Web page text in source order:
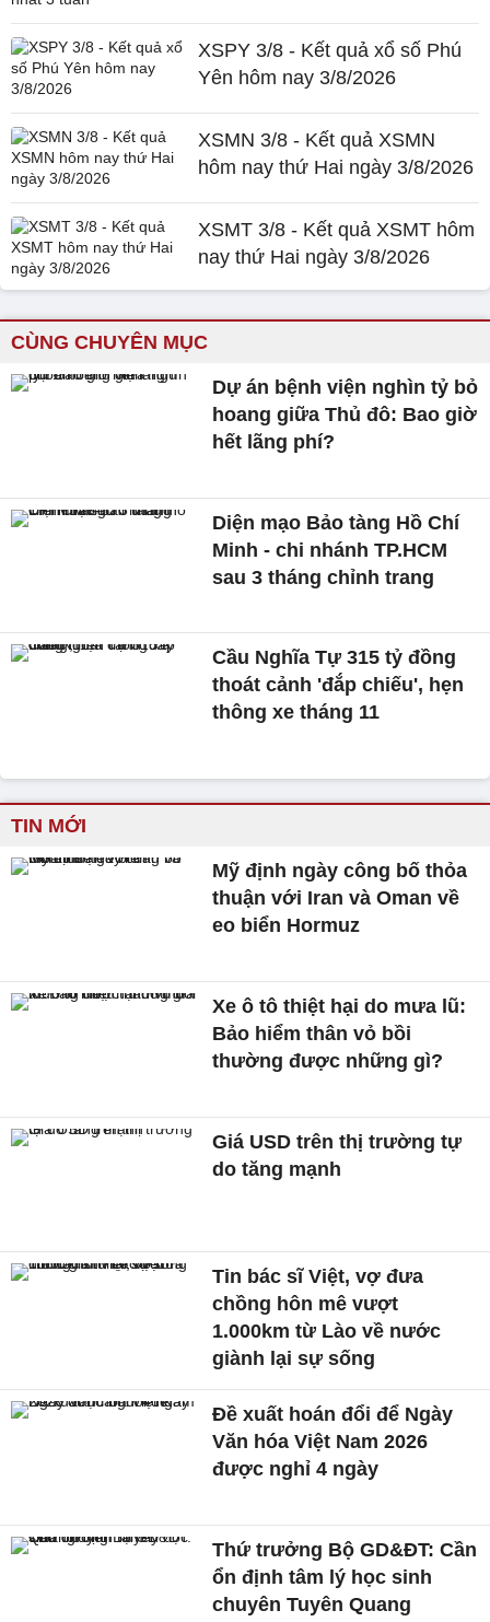
XSPY 3/8 - Kết quả xổ số Phú
Yên hôm nay 3/8/2026
XSMN 3/8 - Kết quả XSMN
hôm nay thứ Hai ngày 3/8/2026
XSMT 3/8 - Kết quả XSMT hôm
nay thứ Hai ngày 3/8/2026
CÙNG CHUYÊN MỤC
Dự án bệnh viện nghìn tỷ bỏ
hoang giữa Thủ đô: Bao giờ
hết lãng phí?
Diện mạo Bảo tàng Hồ Chí
Minh - chi nhánh TP.HCM
sau 3 tháng chỉnh trang
Cầu Nghĩa Tự 315 tỷ đồng
thoát cảnh 'đắp chiếu', hẹn
thông xe tháng 11
TIN MỚI
Mỹ định ngày công bố thỏa
thuận với Iran và Oman về
eo biển Hormuz
Xe ô tô thiệt hại do mưa lũ:
Bảo hiểm thân vỏ bồi
thường được những gì?
Giá USD trên thị trường tự
do tăng mạnh
Tin bác sĩ Việt, vợ đưa
chồng hôn mê vượt
1.000km từ Lào về nước
giành lại sự sống
Đề xuất hoán đổi để Ngày
Văn hóa Việt Nam 2026
được nghỉ 4 ngày
Thứ trưởng Bộ GD&ĐT: Cần
ổn định tâm lý học sinh
chuyên Tuyên Quang